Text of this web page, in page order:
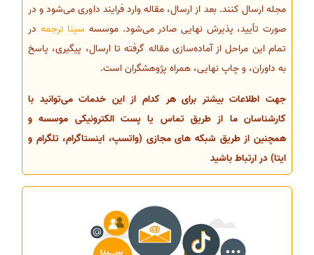
مجله ارسال کنند. بعد از ارسال، مقاله وارد فرایند داوری می‌شود و در
صورت تأیید، پذیرش نهایی صادر می‌شود. موسسه سینا ترجمه در
تمام این مراحل از آماده‌سازی مقاله گرفته تا ارسال، پیگیری، پاسخ
به داوران، و چاپ نهایی، همراه پژوهشگران است.
جهت اطلاعات بیشتر برای هر کدام از این خدمات می‌توانید با
کارشناسان ما از طریق تماس یا پست الکترونیکی موسسه و
همچنین از طریق شبکه های مجازی (واتسپ، اینستاگرام، تلگرام و
ایتا) در ارتباط باشید